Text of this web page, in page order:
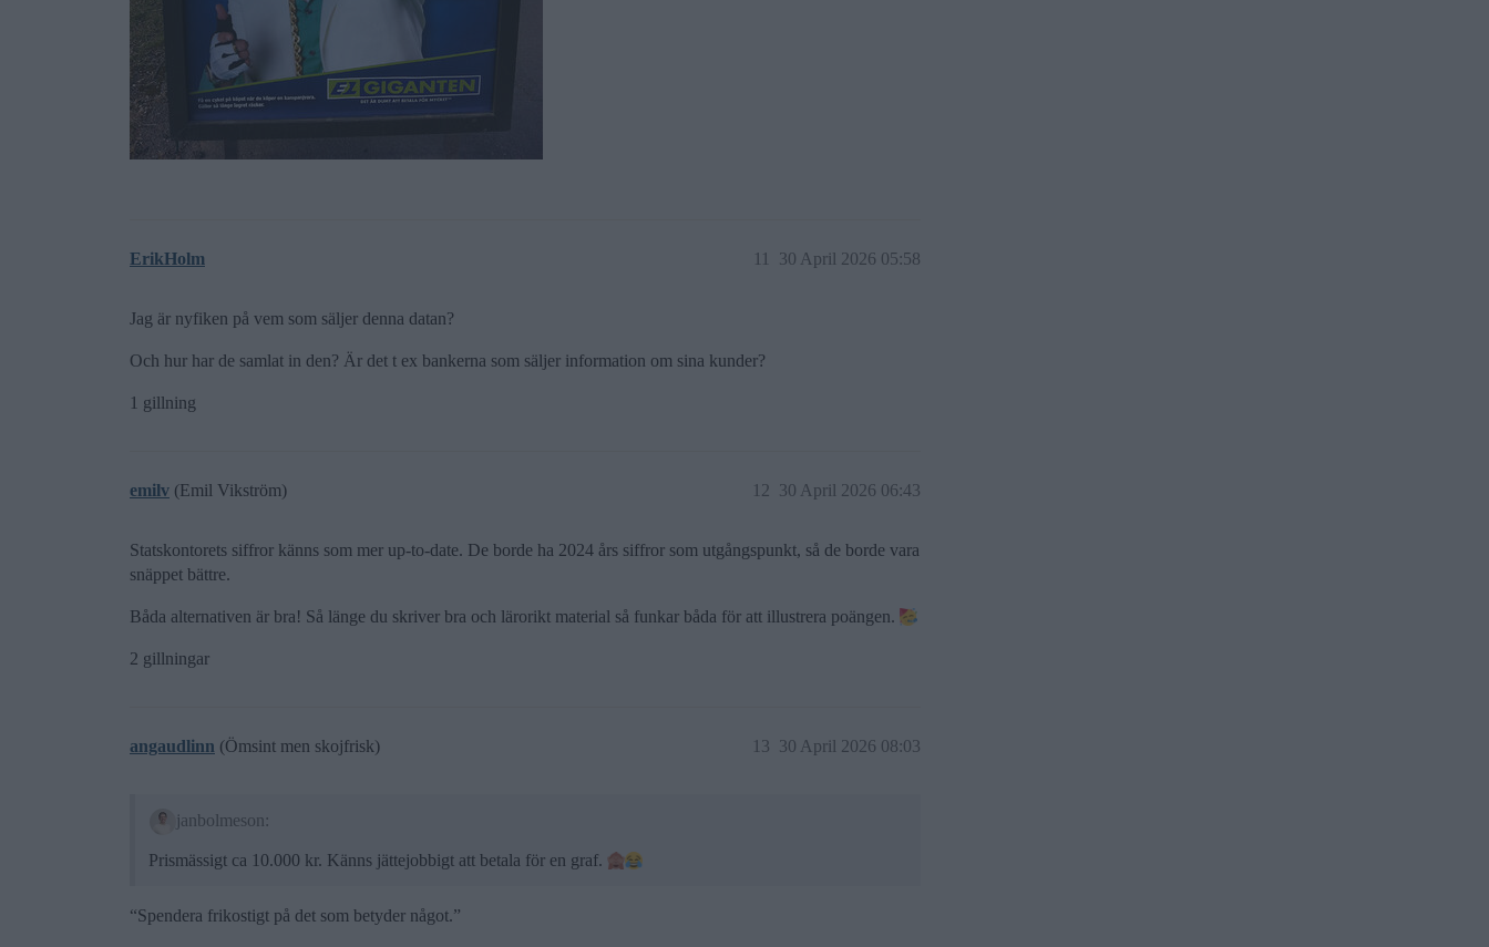
ErikHolm 30 April 2026 05:58
11
Jag är nyfiken på vem som säljer denna datan?
Och hur har de samlat in den? Är det t ex bankerna som säljer information om sina kunder?
1 gillning
emilv (Emil Vikström) 30 April 2026 06:43
12
Statskontorets siffror känns som mer up-to-date. De borde ha 2024 års siffror som utgångspunkt, så de borde vara
snäppet bättre.
Båda alternativen är bra! Så länge du skriver bra och lärorikt material så funkar båda för att illustrera poängen.
2 gillningar
angaudlinn (Ömsint men skojfrisk) 30 April 2026 08:03
13
janbolmeson:
Prismässigt ca 10.000 kr. Känns jättejobbigt att betala för en graf.
“Spendera frikostigt på det som betyder något.”